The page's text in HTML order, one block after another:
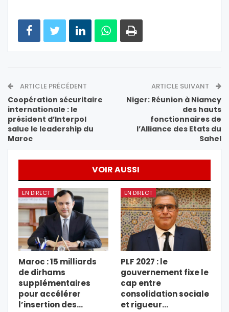
ARTICLE PRÉCÉDENT
Coopération sécuritaire
internationale : le
président d’Interpol
salue le leadership du
Maroc
ARTICLE SUIVANT
Niger: Réunion à Niamey
des hauts
fonctionnaires de
l’Alliance des Etats du
Sahel
VOIR AUSSI
EN DIRECT
Maroc : 15 milliards
de dirhams
supplémentaires
pour accélérer
l’insertion des…
EN DIRECT
PLF 2027 : le
gouvernement fixe le
cap entre
consolidation sociale
et rigueur…